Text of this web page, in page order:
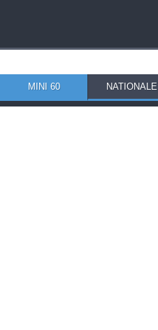
MINI 60 NATIONALE